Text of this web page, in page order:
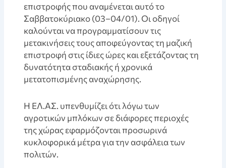
επιστροφής που αναμένεται αυτό το
Σαββατοκύριακο (03–04/01). Οι οδηγοί
καλούνται να προγραμματίσουν τις
μετακινήσεις τους αποφεύγοντας τη μαζική
επιστροφή στις ίδιες ώρες και εξετάζοντας τη
δυνατότητα σταδιακής ή χρονικά
μετατοπισμένης αναχώρησης.
Η ΕΛ.ΑΣ. υπενθυμίζει ότι λόγω των
αγροτικών μπλόκων σε διάφορες περιοχές
της χώρας εφαρμόζονται προσωρινά
κυκλοφορικά μέτρα για την ασφάλεια των
πολιτών.